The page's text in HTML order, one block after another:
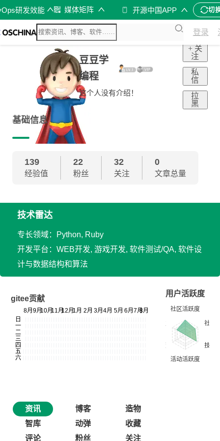
研发效能 媒体矩阵 开源中国APP 切
登录
豆豆学
编程
这个人没有介绍！
+ 关
注
私
信
拉
黑
基础信息
139
经验值
22
粉丝
32
关注
0
文章总量
技术雷达
专长领域：Python, Ruby
开发平台：WEB开发, 游戏开发, 软件测试/QA, 软件设
计与数据结构和算法
gitee贡献
用户活跃度
资讯 博客
造物
智库
动弹
收藏
评论
粉丝 关注